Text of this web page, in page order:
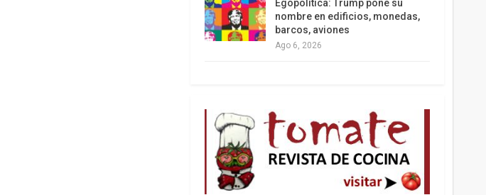
Egopolítica: Trump pone su
nombre en edificios, monedas,
barcos, aviones
Ago 6, 2026